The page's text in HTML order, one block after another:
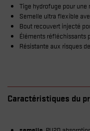
Tige hydrofuge pour
Semelle ultra flexible
Bout recouvert injecté
Éléments réfléchissants
Résistante aux risques
Caractéristiques du